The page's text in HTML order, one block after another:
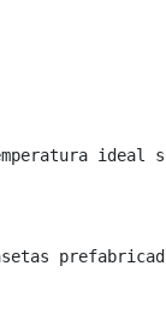
ideal